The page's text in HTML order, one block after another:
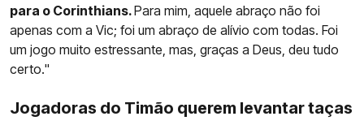
para o Corinthians.Para mim, aquele abraço não foi
apenas com a Vic; foi um abraço de alívio com todas. Foi
um jogo muito estressante, mas, graças a Deus, deu tudo
certo."
Jogadoras do Timão querem levantar taças